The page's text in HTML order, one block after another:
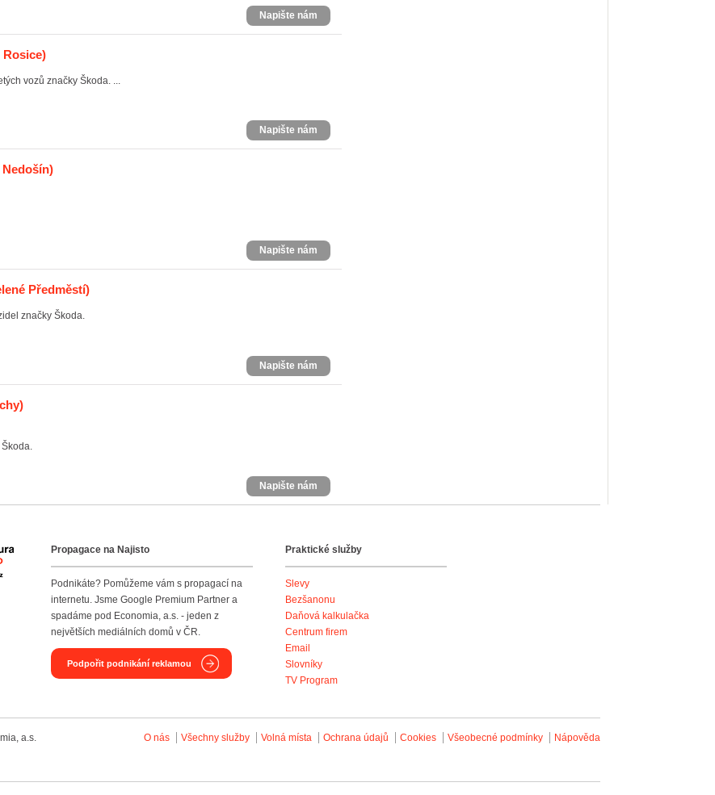
Napište nám
Rosice)
vozů značky Škoda. ...
Napište nám
Napište nám
Předměstí)
značky Škoda.
Napište nám
Napište nám
Agentura NajistoPropagace na Najisto
Podnikáte? Pomůžeme vám s propagací na
internetu. Jsme Google Premium Partner a
spadáme pod Economia, a.s. - jeden z
největších mediálních domů v ČR.
Podpořit podnikání reklamou
Praktické služby
Slevy
Bezšanonu
Daňová kalkulačka
Centrum firem
Email
Slovníky
TV Program
a.s. O nás Všechny služby Volná místa Ochrana údajů Cookies Všeobecné podmínky Nápověda